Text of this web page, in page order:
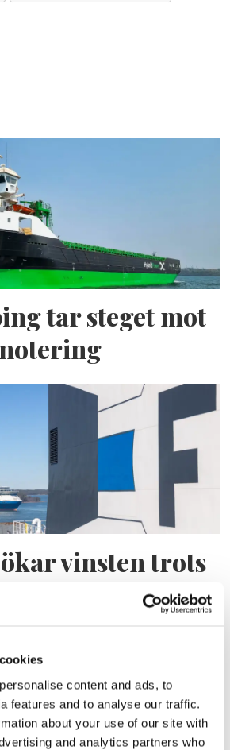
content and ads, to
features and to analyse our traffic.
about your use of our site with
and analytics partners who
tar steget mot
vinsten trots